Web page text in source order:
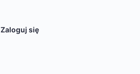
Zaloguj się